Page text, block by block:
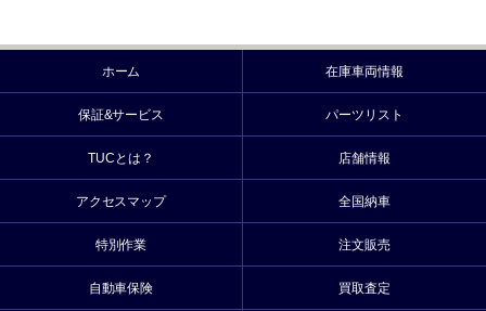
ホーム 在庫車両情報
保証&サービス パーツリスト
TUCとは？ 店舗情報
アクセスマップ 全国納車
特別作業 注文販売
自動車保険 買取査定